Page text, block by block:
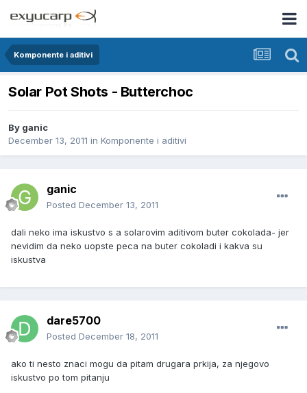
Komponente i aditivi
Solar Pot Shots - Butterchoc
By ganic
December 13, 2011 in Komponente i aditivi
ganic
Posted December 13, 2011
dali neko ima iskustvo s a solarovim aditivom buter cokolada- jer
nevidim da neko uopste peca na buter cokoladi i kakva su
iskustva
dare5700
Posted December 18, 2011
ako ti nesto znaci mogu da pitam drugara prkija, za njegovo
iskustvo po tom pitanju